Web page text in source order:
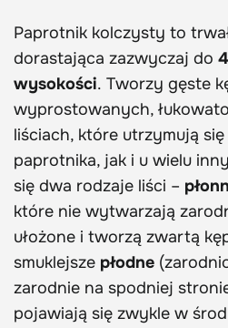
Paprotnik kolczysty to
dorastająca zazwyczaj do
wysokości. Tworzy gęste
wyprostowanych,
liściach, które utrzymują się
paprotnika, jak i u wielu
się dwa rodzaje liści –
które nie wytwarzają
ułożone i tworzą zwartą
smuklejsze płodne
zarodnie na spodniej
pojawiają się zwykle w